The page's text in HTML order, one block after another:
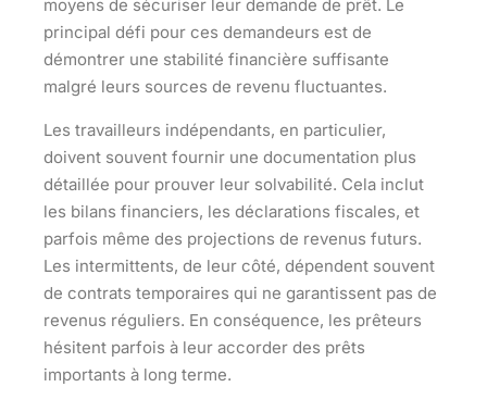
moyens de sécuriser leur demande de prêt. Le
principal défi pour ces demandeurs est de
démontrer une stabilité financière suffisante
malgré leurs sources de revenu fluctuantes.
Les travailleurs indépendants, en particulier,
doivent souvent fournir une documentation plus
détaillée pour prouver leur solvabilité. Cela inclut
les bilans financiers, les déclarations fiscales, et
parfois même des projections de revenus futurs.
Les intermittents, de leur côté, dépendent souvent
de contrats temporaires qui ne garantissent pas de
revenus réguliers. En conséquence, les prêteurs
hésitent parfois à leur accorder des prêts
importants à long terme.